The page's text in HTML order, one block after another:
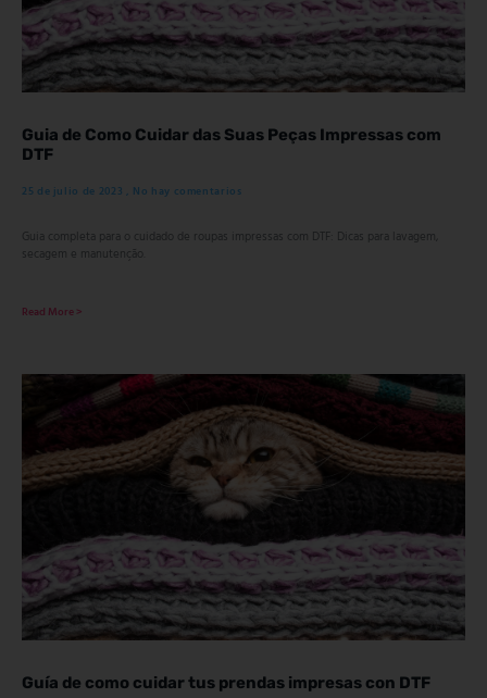
Guia de Como Cuidar das Suas Peças Impressas com
DTF
25 de julio de 2023 No hay comentarios
Guia completa para o cuidado de roupas impressas com DTF: Dicas para lavagem,
secagem e manutenção.
Read More >
Guía de como cuidar tus prendas impresas con DTF